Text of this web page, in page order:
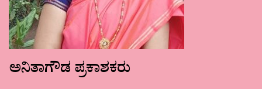
ಅನಿತಾಗೌಡ ಪ್ರಕಾಶಕರು